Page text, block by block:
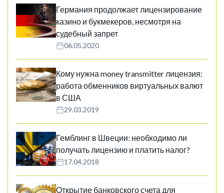
Германия продолжает лицензирование
казино и букмекеров, несмотря на
судебный запрет
06.05.2020
Кому нужна money transmitter лицензия:
работа обменников виртуальных валют
в США
29.03.2019
Гемблинг в Швеции: необходимо ли
получать лицензию и платить налог?
17.04.2018
Открытие банковского счета для